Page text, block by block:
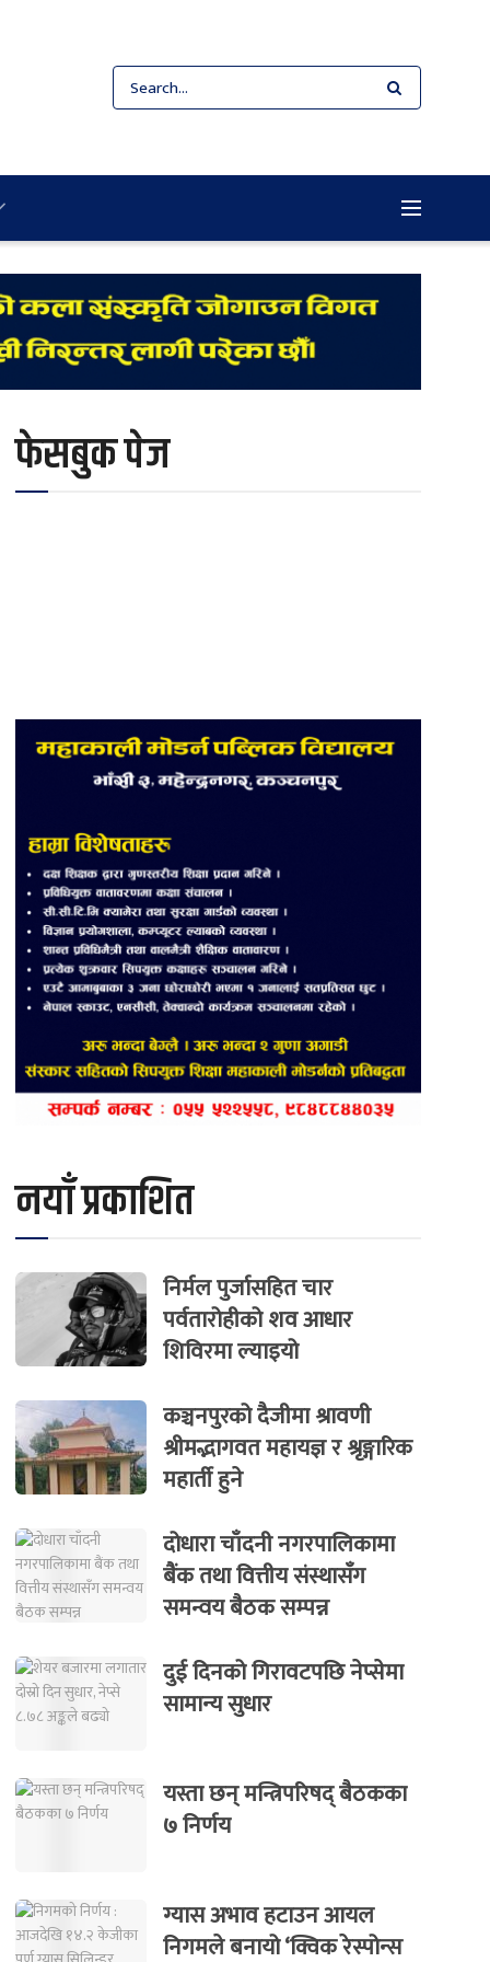
फेसबुक पेज
नयाँ प्रकाशित
निर्मल पुर्जासहित चार
पर्वतारोहीको शव आधार
शिविरमा ल्याइयो
कञ्चनपुरको दैजीमा श्रावणी
श्रीमद्भागवत महायज्ञ र श्रृङ्गारिक
महार्ती हुने
दोधारा चाँदनी नगरपालिकामा
बैंक तथा वित्तीय संस्थासँग
समन्वय बैठक सम्पन्न
दुई दिनको गिरावटपछि नेप्सेमा
सामान्य सुधार
यस्ता छन् मन्त्रिपरिषद् बैठकका
७ निर्णय
ग्यास अभाव हटाउन आयल
निगमले बनायो ‘क्विक रेस्पोन्स